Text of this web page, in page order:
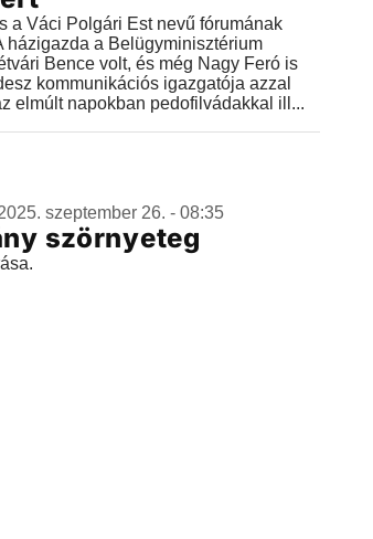
a Váci Polgári Est nevű fórumának
házigazda a Belügyminisztérium
Bence volt, és még Nagy Feró is
kommunikációs igazgatója azzal
elmúlt napokban pedofilvádakkal ill...
szeptember 26. - 08:35
szörnyeteg